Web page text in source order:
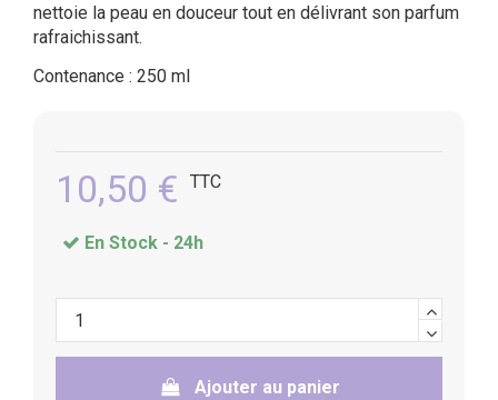
nettoie la peau en douceur tout en délivrant son parfum
rafraichissant.
Contenance : 250 ml
10,50 € TTC
En Stock - 24h
Ajouter au panier